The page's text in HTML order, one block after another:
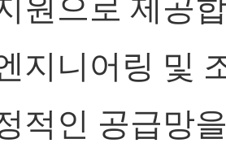
지니어링 및
적인 공급망